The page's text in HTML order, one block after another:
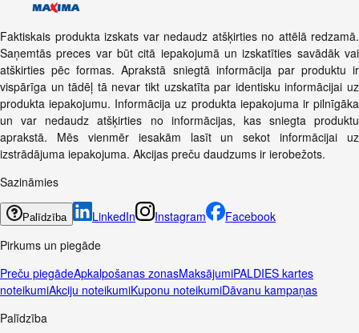
Faktiskais produkta izskats var nedaudz atšķirties no attēlā redzamā.
Saņemtās preces var būt citā iepakojumā un izskatīties savādāk vai
atškirties pēc formas. Aprakstā sniegtā informācija par produktu ir
vispārīga un tādēļ tā nevar tikt uzskatīta par identisku informācijai uz
produkta iepakojumu. Informācija uz produkta iepakojuma ir pilnīgāka
un var nedaudz atšķirties no informācijas, kas sniegta produktu
aprakstā. Mēs vienmēr iesakām lasīt un sekot informācijai uz
izstrādājuma iepakojuma. Akcijas preču daudzums ir ierobežots.
Sazināmies
Palīdzība LinkedIn Instagram
Facebook
Pirkums un piegāde
Preču piegādeApkalpošanas zonasMaksājumiPALDIES kartes
noteikumiAkciju noteikumiKuponu noteikumiDāvanu kampaņas
Palīdzība